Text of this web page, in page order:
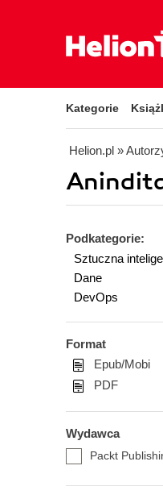
Kategorie
Helion.pl »
Podkategorie:
Sztuczna
Dane
DevOps
Format
Epub/Mobi
PDF
Wydawca
Packt